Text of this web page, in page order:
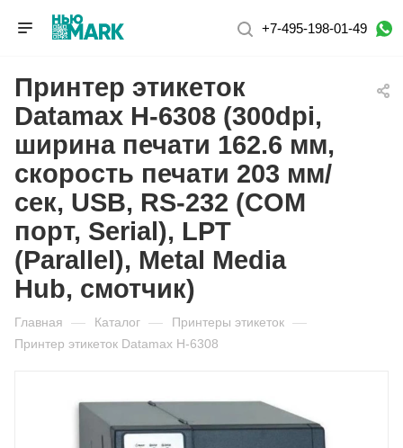
+7-495-198-01-49
Принтер этикеток
Datamax H-6308 (300dpi,
ширина печати 162.6 мм,
скорость печати 203 мм/
сек, USB, RS-232 (COM
порт, Serial), LPT
(Parallel), Metal Media
Hub, смотчик)
Главная — Каталог — Принтеры этикеток —
Принтер этикеток Datamax H-6308